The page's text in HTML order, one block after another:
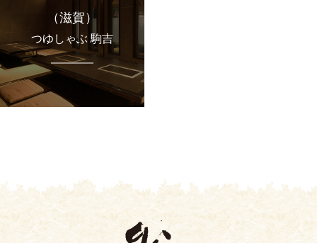
（滋賀）
つゆしゃぶ 駒吉